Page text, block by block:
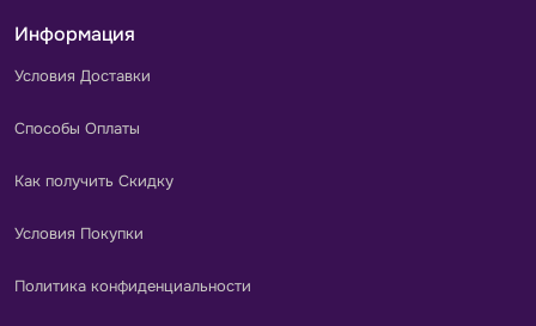
Информация
Условия Доставки
Способы Оплаты
Как получить Скидку
Условия Покупки
Политика конфиденциальности